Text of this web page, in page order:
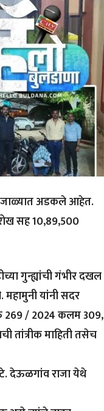
जाळ्यात अडकले आहेत.
सह 10,89,500
गुन्ह्यांची गंभीर दखल
यांनी सदर
269 / 2024 कलम 309,
तांत्रीक माहिती तसेच
देऊळगांव राजा येथे